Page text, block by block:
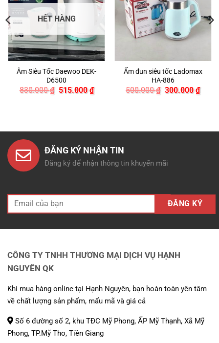
HẾT HÀNG
Âm Siêu Tốc Daewoo DEK-
D6500
830.000₫ Giá
515.000₫Giá
hiện
Ấm đun siêu tốc Ladomax
HA-886
500.000₫ Giá
300.000₫Giá
hiện
ĐĂNG KÝ NHẬN TIN
Đăng ký để nhận thông tin khuyến mãi
CÔNG TY TNHH THƯƠNG MẠI DỊCH VỤ HẠNH
NGUYÊN QK
Khi mua hàng online tại Hạnh Nguyên, bạn hoàn toàn yên tâm
về chất lượng sản phẩm, mẩu mã và giá cả
Số 6 đường số 2, khu TĐC Mỹ Phong, ẤP Mỹ Thạnh, Xã Mỹ
Phong, TP.Mỹ Tho, Tiền Giang